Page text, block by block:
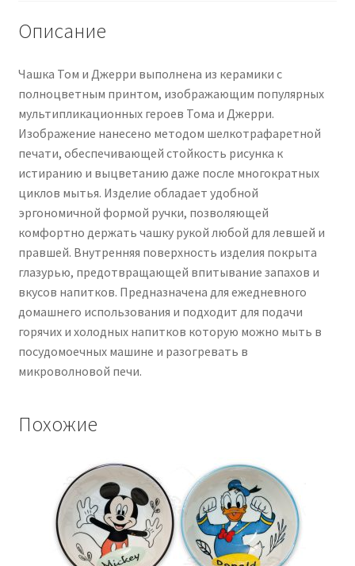
Описание
Чашка Том и Джерри выполнена из керамики с
полноцветным принтом, изображающим популярных
мультипликационных героев Тома и Джерри.
Изображение нанесено методом шелкотрафаретной
печати, обеспечивающей стойкость рисунка к
истиранию и выцветанию даже после многократных
циклов мытья. Изделие обладает удобной
эргономичной формой ручки, позволяющей
комфортно держать чашку рукой любой для левшей и
правшей. Внутренняя поверхность изделия покрыта
глазурью, предотвращающей впитывание запахов и
вкусов напитков. Предназначена для ежедневного
домашнего использования и подходит для подачи
горячих и холодных напитков которую можно мыть в
посудомоечных машине и разогревать в
микроволновой печи.
Похожие